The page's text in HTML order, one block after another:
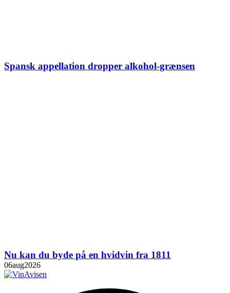
Spansk appellation dropper alkohol-grænsen
Nu kan du byde på en hvidvin fra 1811
06aug2026